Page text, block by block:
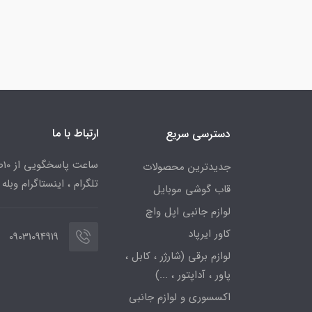
دسترسی سریع
جدیدترین محصولات
قاب گوشی موبایل
لوازم جانبی اپل واچ
کاور ایرپاد
لوازم برقی (شارژر ، کابل ،
پاور ، آداپتور ، ...)
اکسسوری و لوازم جانبی
ارتباط با ما
تلگرام ، اینستاگرام وبله
09031094919